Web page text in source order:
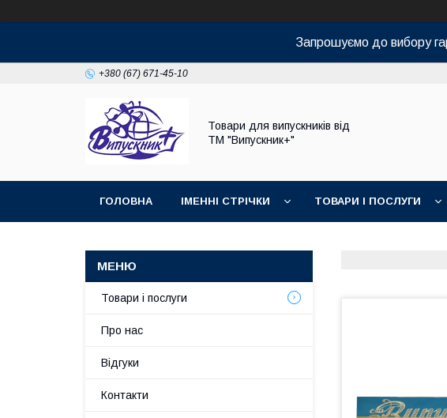
Запрошуємо до вибору
+380 (67) 671-45-10
Товари для випускників від
ТМ "Випускник+"
ГОЛОВНА ІМЕННІ СТРІЧКИ ТОВАРИ І ПОСЛУГИ
Товари і послуги
Про нас
Відгуки
Контакти